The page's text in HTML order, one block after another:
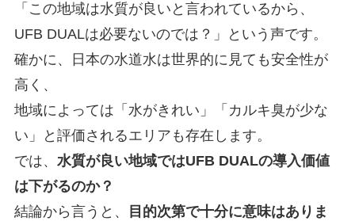
「この地域は水質が良いと言われているから、
UFB DUALは必要ないのでは？」という声です。
確かに、日本の水道水は世界的に見ても安全性が
高く、
地域によっては「水がきれい」「カルキ臭が少な
い」と評価されるエリアも存在します。
では、 水質が良い地域ではUFB DUALの導入価値
は下がるのか？
結論から言うと、
目的次第で十分に意味はありま